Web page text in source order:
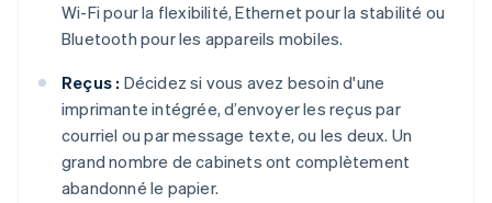
Wi-Fi pour la flexibilité, Ethernet pour la stabilité ou
Bluetooth pour les appareils mobiles.
Reçus : Décidez si vous avez besoin d'une
imprimante intégrée, d’envoyer les reçus par
courriel ou par message texte, ou les deux. Un
grand nombre de cabinets ont complètement
abandonné le papier.